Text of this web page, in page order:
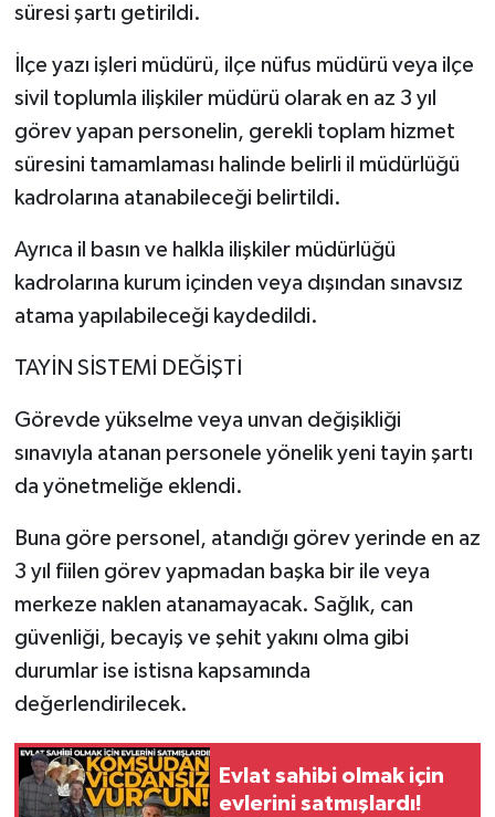
süresi şartı getirildi.
İlçe yazı işleri müdürü, ilçe nüfus müdürü veya ilçe
sivil toplumla ilişkiler müdürü olarak en az 3 yıl
görev yapan personelin, gerekli toplam hizmet
süresini tamamlaması halinde belirli il müdürlüğü
kadrolarına atanabileceği belirtildi.
Ayrıca il basın ve halkla ilişkiler müdürlüğü
kadrolarına kurum içinden veya dışından sınavsız
atama yapılabileceği kaydedildi.
TAYİN SİSTEMİ DEĞİŞTİ
Görevde yükselme veya unvan değişikliği
sınavıyla atanan personele yönelik yeni tayin şartı
da yönetmeliğe eklendi.
Buna göre personel, atandığı görev yerinde en az
3 yıl fiilen görev yapmadan başka bir ile veya
merkeze naklen atanamayacak. Sağlık, can
güvenliği, becayiş ve şehit yakını olma gibi
durumlar ise istisna kapsamında
değerlendirilecek.
Evlat sahibi olmak için
evlerini satmışlardı!